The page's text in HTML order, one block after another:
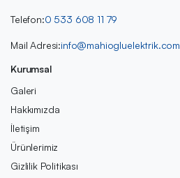
Telefon:0 533 608 11 79
Mail Adresi:info@mahiogluelektrik.com
Kurumsal
Galeri
Hakkımızda
İletişim
Ürünlerimiz
Gizlilik Politikası